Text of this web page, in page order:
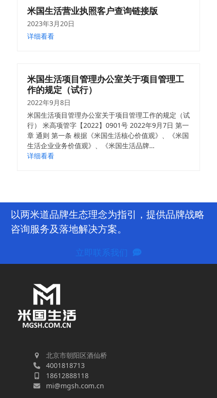
米国生活营业执照客户查询链接版
2023年3月20日
详细看看
米国生活项目管理办公室关于项目管理工
作的规定（试行）
2022年9月8日
米国生活项目管理办公室关于项目管理工作的规定（试
行） 米高项管字【2022】0901号 2022年9月7日 第一
章 通则 第一条 根据《米国生活核心价值观》、《米国
生活企业业务价值观》、《米国生活品牌…
详细看看
以两米道品牌生态理念为指引，提供品牌战略
咨询服务及落地解决方案。
立即联系我们
北京市朝阳区酒仙桥
4001818713
18612888118
mi@mgsh.com.cn